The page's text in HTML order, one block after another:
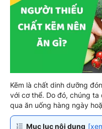
Kẽm là chất dinh dưỡng
với cơ thể. Do đó, chúng
qua ăn uống hàng ngày
Mục lục nội dung